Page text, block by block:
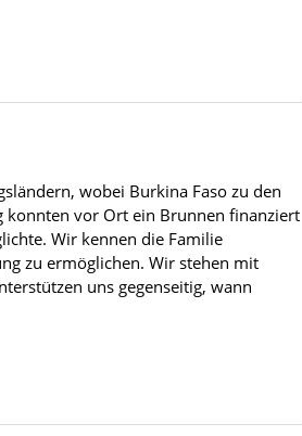
wobei Burkina Faso zu den
vor Ort ein Brunnen finanziert
Wir kennen die Familie
zu ermöglichen. Wir stehen mit
uns gegenseitig, wann